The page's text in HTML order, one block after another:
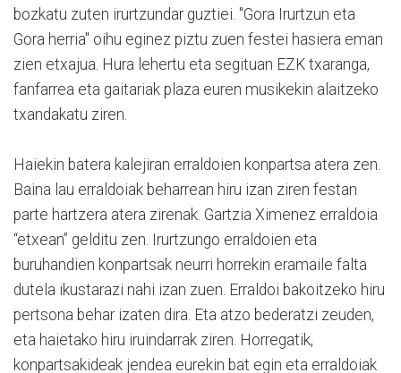
bozkatu zuten irurtzundar guztiei. "Gora Irurtzun eta
Gora herria" oihu eginez piztu zuen festei hasiera eman
zien etxajua. Hura lehertu eta segituan EZK txaranga,
fanfarrea eta gaitariak plaza euren musikekin alaitzeko
txandakatu ziren.
Haiekin batera kalejiran erraldoien konpartsa atera zen.
Baina lau erraldoiak beharrean hiru izan ziren festan
parte hartzera atera zirenak. Gartzia Ximenez erraldoia
“etxean” gelditu zen. Irurtzungo erraldoien eta
buruhandien konpartsak neurri horrekin eramaile falta
dutela ikustarazi nahi izan zuen. Erraldoi bakoitzeko hiru
pertsona behar izaten dira. Eta atzo bederatzi zeuden,
eta haietako hiru iruindarrak ziren. Horregatik,
konpartsakideak jendea eurekin bat egin eta erraldoiak